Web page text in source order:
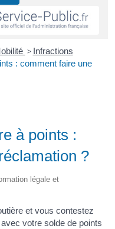
> Infractions
: comment faire une
à points :
?
légale et
et vous contestez
votre solde de points